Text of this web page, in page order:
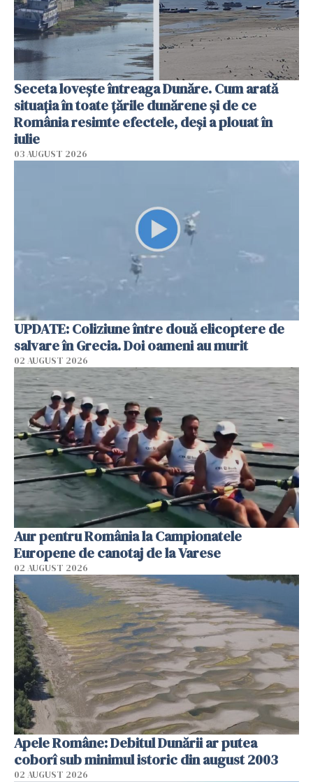
Seceta lovește întreaga Dunăre. Cum arată
situația în toate țările dunărene și de ce
România resimte efectele, deși a plouat în
iulie
03 AUGUST 2026
UPDATE: Coliziune între două elicoptere de
salvare în Grecia. Doi oameni au murit
02 AUGUST 2026
Aur pentru România la Campionatele
Europene de canotaj de la Varese
02 AUGUST 2026
Apele Române: Debitul Dunării ar putea
coborî sub minimul istoric din august 2003
02 AUGUST 2026